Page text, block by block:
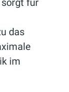
für
das
im